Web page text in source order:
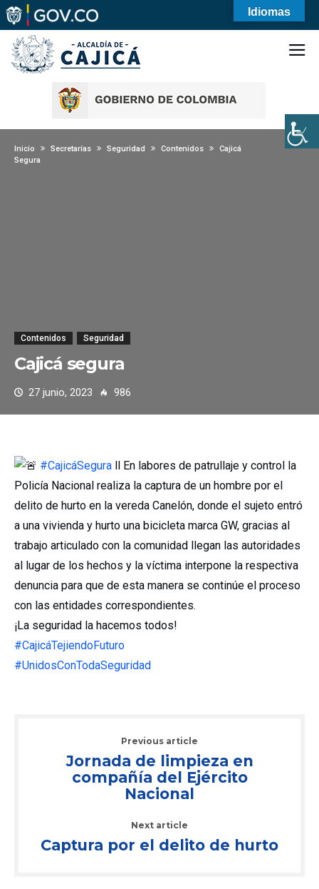
Inicio Secretarías Seguridad Contenidos
Cajicá
Segura
Contenidos Seguridad
Cajicá segura
27 junio, 2023 986
#CajicáSegura ll En labores de patrullaje y control la
Policía Nacional realiza la captura de un hombre por el
delito de hurto en la vereda Canelón, donde el sujeto entró
a una vivienda y hurto una bicicleta marca GW, gracias al
trabajo articulado con la comunidad llegan las autoridades
al lugar de los hechos y la víctima interpone la respectiva
denuncia para que de esta manera se continúe el proceso
con las entidades correspondientes.
¡La seguridad la hacemos todos!
#CajicáTejiendoFuturo
#UnidosConTodaSeguridad
Previous article
Jornada de limpieza en
compañía del Ejército
Nacional
Next article
Captura por el delito de hurto
Idiomas